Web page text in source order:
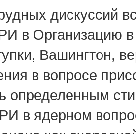
дискуссий
в Организацию
Вашингтон,
в вопросе
определенным
в ядерном